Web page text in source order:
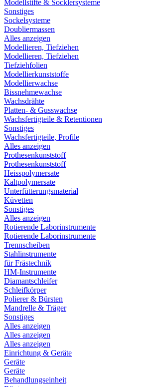
Modellstifte & Socklersysteme
Sonstiges
Sockelsysteme
Doubliermassen
Alles anzeigen
Modellieren, Tiefziehen
Modellieren, Tiefziehen
Tiefziehfolien
Modellierkunststoffe
Modellierwachse
Bissnehmewachse
Wachsdrähte
Platten- & Gusswachse
Wachsfertigteile & Retentionen
Sonstiges
Wachsfertigteile, Profile
Alles anzeigen
Prothesenkunststoff
Prothesenkunststoff
Heisspolymersate
Kaltpolymersate
Unterfütterungsmaterial
Küvetten
Sonstiges
Alles anzeigen
Rotierende Laborinstrumente
Rotierende Laborinstrumente
Trennscheiben
Stahlinstrumente
für Frästechnik
HM-Instrumente
Diamantschleifer
Schleifkörper
Polierer & Bürsten
Mandrelle & Träger
Sonstiges
Alles anzeigen
Alles anzeigen
Alles anzeigen
Einrichtung & Geräte
Geräte
Geräte
Behandlungseinheit